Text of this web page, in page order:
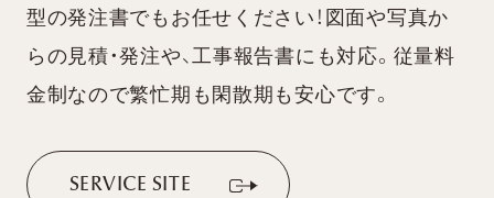
型の発注書でもお任せください！図面や写真か
らの見積・発注や、工事報告書にも対応。従量料
金制なので繁忙期も閑散期も安心です。
SERVICE SI T E